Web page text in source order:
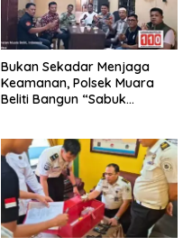
Bukan Sekadar Menjaga
Keamanan, Polsek Muara
Beliti Bangun “Sabuk